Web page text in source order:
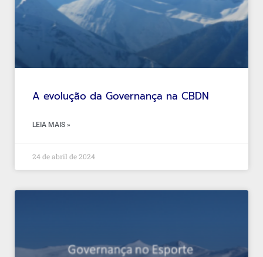
A evolução da Governança na CBDN
LEIA MAIS »
24 de abril de 2024